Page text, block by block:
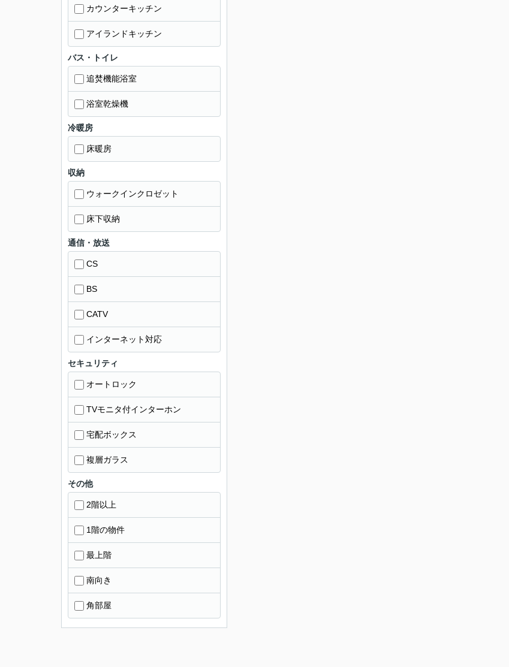
カウンターキッチン
アイランドキッチン
バス・トイレ
追焚機能浴室
浴室乾燥機
冷暖房
床暖房
収納
ウォークインクロゼット
床下収納
通信・放送
CS
BS
CATV
インターネット対応
セキュリティ
オートロック
TVモニタ付インターホン
宅配ボックス
複層ガラス
その他
2階以上
1階の物件
最上階
南向き
角部屋